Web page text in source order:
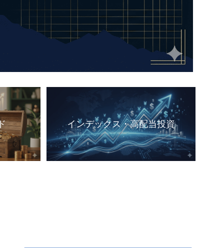
インデックス・高配当投資